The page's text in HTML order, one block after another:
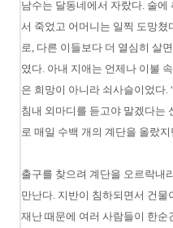
남수는 달동네에서 자랐다. 술에
서 죽었고 어머니는 일찍 도망쳤
로, 다른 이들보다 더 열심히 살
였다. 아내 지애는 언제나 이불
은 희망이 아니라 쇠사슬이었다
침내 외마디를 듣고야 말겠다는
로 매일 수백 개의 계단을 올랐
출구를 찾으려 계단을 오르락내
만난다. 지반이 침하되면서 건물
재난 때문에 여러 사람들이 한순